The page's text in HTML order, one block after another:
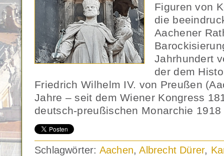
Figuren von
die
Aachener
Jahrhundert
der dem
Friedrich Wilhelm IV. von Preußen
Jahre – seit dem Wiener Kongress
deutsch-preußischen Monarchie
Schlagwörter: Aachen,Albrecht Dürer,